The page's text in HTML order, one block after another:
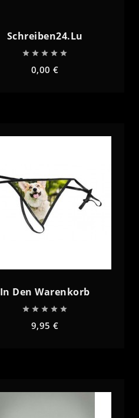
Schreiben24.lu
    
0,00 €
In Den Warenkorb
    
9,95 €